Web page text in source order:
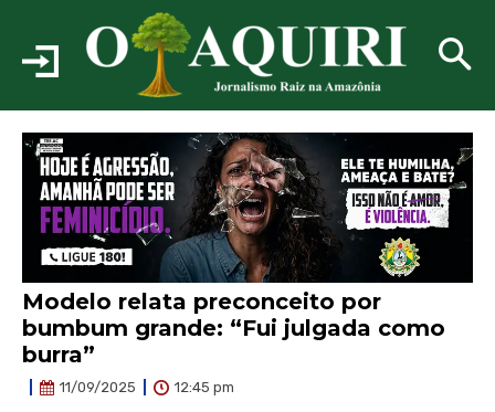
Modelo relata preconceito por
bumbum grande: “Fui julgada como
burra”
11/09/2025 12:45 pm